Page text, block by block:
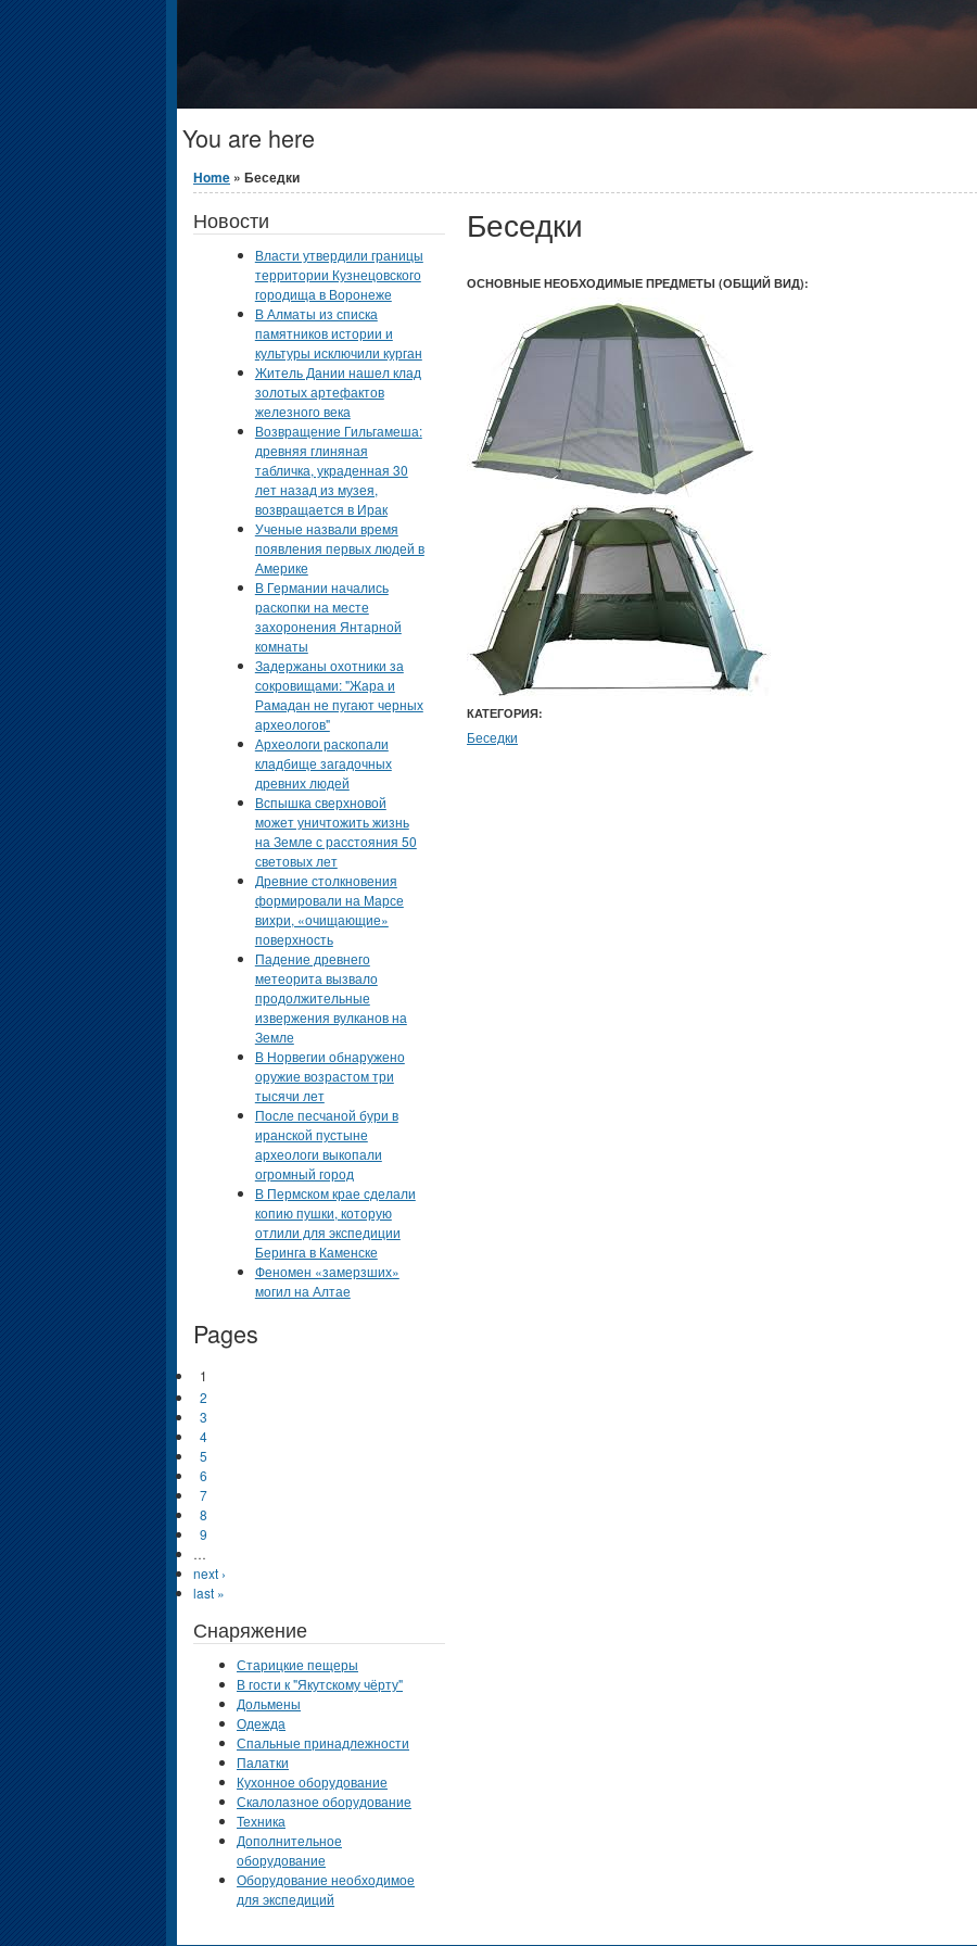
You are here
Home » Беседки
Беседки
ОСНОВНЫЕ НЕОБХОДИМЫЕ ПРЕДМЕТЫ (ОБЩИЙ ВИД):
КАТЕГОРИЯ:
Беседки
Новости
Власти утвердили границы
территории Кузнецовского
городища в Воронеже
В Алматы из списка
памятников истории и
культуры исключили курган
Житель Дании нашел клад
золотых артефактов
железного века
Возвращение Гильгамеша:
древняя глиняная
табличка, украденная 30
лет назад из музея,
возвращается в Ирак
Ученые назвали время
появления первых людей в
Америке
В Германии начались
раскопки на месте
захоронения Янтарной
комнаты
Задержаны охотники за
сокровищами: "Жара и
Рамадан не пугают черных
археологов"
Археологи раскопали
кладбище загадочных
древних людей
Вспышка сверхновой
может уничтожить жизнь
на Земле с расстояния 50
световых лет
Древние столкновения
формировали на Марсе
вихри, «очищающие»
поверхность
Падение древнего
метеорита вызвало
продолжительные
извержения вулканов на
Земле
В Норвегии обнаружено
оружие возрастом три
тысячи лет
После песчаной бури в
иранской пустыне
археологи выкопали
огромный город
В Пермском крае сделали
копию пушки, которую
отлили для экспедиции
Беринга в Каменске
Феномен «замерзших»
могил на Алтае
Pages
1
2
3
4
5
6
7
8
9
…
next ›
last »
Снаряжение
Старицкие пещеры
В гости к "Якутскому чёрту"
Дольмены
Одежда
Спальные принадлежности
Палатки
Кухонное оборудование
Скалолазное оборудование
Техника
Дополнительное
оборудование
Оборудование необходимое
для экспедиций